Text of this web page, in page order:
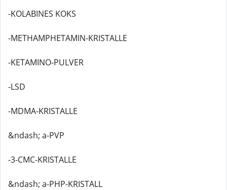
-KOLABINES KOKS
-METHAMPHETAMIN-KRISTALLE
-KETAMINO-PULVER
-LSD
-MDMA-KRISTALLE
&ndash; a-PVP
-3-CMC-KRISTALLE
&ndash; a-PHP-KRISTALL